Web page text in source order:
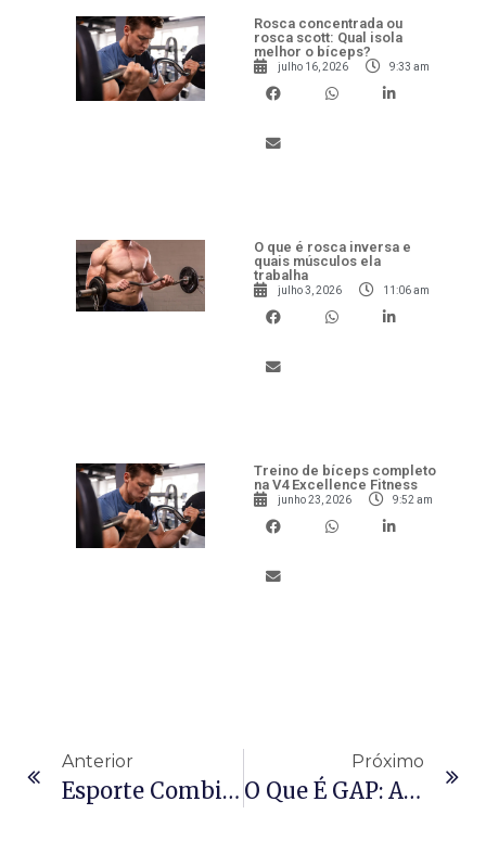
Rosca concentrada ou
rosca scott: Qual isola
melhor o bíceps?
julho 16, 2026 9:33 am
O que é rosca inversa e
quais músculos ela
trabalha
julho 3, 2026 11:06 am
Treino de bíceps completo
na V4 Excellence Fitness
junho 23, 2026 9:52 am
Anterior
Esporte Combinado A Musculação: Como Otimizar Desempenho Com Musculação
Próximo
O Que É GAP: A Atividade Física Do Momento